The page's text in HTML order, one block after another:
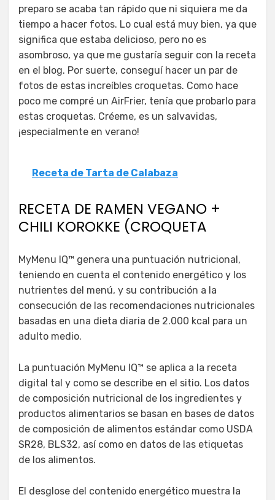
preparo se acaba tan rápido que ni siquiera me da
tiempo a hacer fotos. Lo cual está muy bien, ya que
significa que estaba delicioso, pero no es
asombroso, ya que me gustaría seguir con la receta
en el blog. Por suerte, conseguí hacer un par de
fotos de estas increíbles croquetas. Como hace
poco me compré un AirFrier, tenía que probarlo para
estas croquetas. Créeme, es un salvavidas,
¡especialmente en verano!
Receta de Tarta de Calabaza
RECETA DE RAMEN VEGANO +
CHILI KOROKKE (CROQUETA
MyMenu IQ™ genera una puntuación nutricional,
teniendo en cuenta el contenido energético y los
nutrientes del menú, y su contribución a la
consecución de las recomendaciones nutricionales
basadas en una dieta diaria de 2.000 kcal para un
adulto medio.
La puntuación MyMenu IQ™ se aplica a la receta
digital tal y como se describe en el sitio. Los datos
de composición nutricional de los ingredientes y
productos alimentarios se basan en bases de datos
de composición de alimentos estándar como USDA
SR28, BLS32, así como en datos de las etiquetas
de los alimentos.
El desglose del contenido energético muestra la